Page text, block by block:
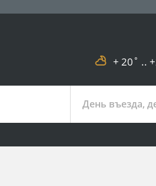
+ 20˚ ..
День въезда,